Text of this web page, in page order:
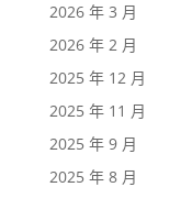
2026 年 3 月
2026 年 2 月
2025 年 12 月
2025 年 11 月
2025 年 9 月
2025 年 8 月